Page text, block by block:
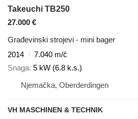
Takeuchi TB250
27.000 €
Građevinski strojevi - mini bager
2014
7.040 m/č
Snaga 5 kW (6.8 k.s.)
Njemačka, Oberderdingen
VH MASCHINEN & TECHNIK